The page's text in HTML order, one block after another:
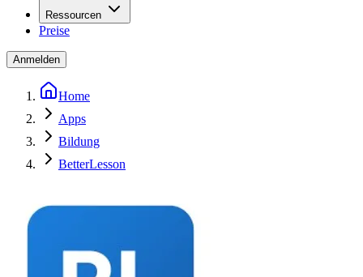
Ressourcen
Preise
Anmelden
Home
Apps
Bildung
BetterLesson